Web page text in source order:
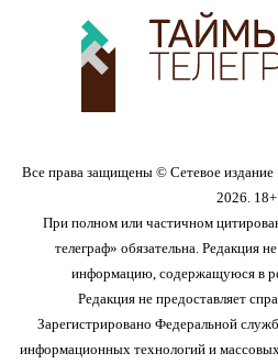
Все права защищены © Сетевое
2026. 18+
При полном или частичном
телеграф» обязательна. Редакция
информацию, содержащуюся в
Редакция не предоставляет
Зарегистрировано Федеральной
информационных технологий и